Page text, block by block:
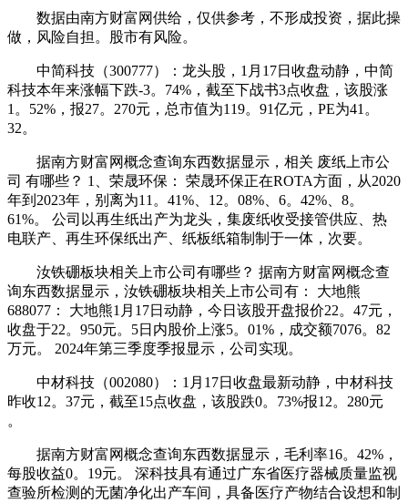
数据由南方财富网供给，仅供参考，不形成投资，据此操
做，风险自担。股市有风险。
中简科技（300777）：龙头股，1月17日收盘动静，中简
科技本年来涨幅下跌-3。74%，截至下战书3点收盘，该股涨
1。52%，报27。270元，总市值为119。91亿元，PE为41。
32。
据南方财富网概念查询东西数据显示，相关 废纸上市公
司 有哪些？ 1、荣晟环保： 荣晟环保正在ROTA方面，从2020
年到2023年，别离为11。41%、12。08%、6。42%、8。
61%。 公司以再生纸出产为龙头，集废纸收受接管供应、热
电联产、再生环保纸出产、纸板纸箱制制于一体，次要。
汝铁硼板块相关上市公司有哪些？ 据南方财富网概念查
询东西数据显示，汝铁硼板块相关上市公司有： 大地熊
688077： 大地熊1月17日动静，今日该股开盘报价22。47元，
收盘于22。950元。5日内股价上涨5。01%，成交额7076。82
万元。 2024年第三季度季报显示，公司实现。
中材科技（002080）：1月17日收盘最新动静，中材科技
昨收12。37元，截至15点收盘，该股跌0。73%报12。280元
。
据南方财富网概念查询东西数据显示，毛利率16。42%，
每股收益0。19元。 深科技具有通过广东省医疗器械质量监视
查验所检测的无菌净化出产车间，具备医疗产物结合设想和制